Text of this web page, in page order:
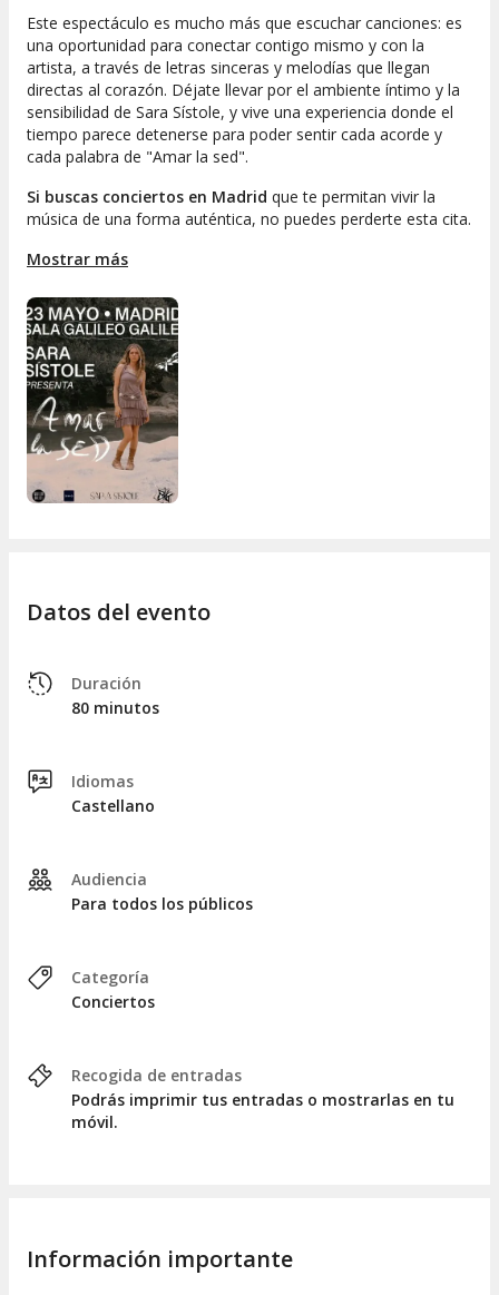
Este espectáculo es mucho más que escuchar canciones: es
una oportunidad para conectar contigo mismo y con la
artista, a través de letras sinceras y melodías que llegan
directas al corazón. Déjate llevar por el ambiente íntimo y la
sensibilidad de Sara Sístole, y vive una experiencia donde el
tiempo parece detenerse para poder sentir cada acorde y
cada palabra de "Amar la sed".
Si buscas conciertos en Madrid que te permitan vivir la
música de una forma auténtica, no puedes perderte esta cita.
compartir y disfrutar. ¡Déjate sorprender por Sara Sístole y su
garantizado.
Mostrar más
Datos del evento
Duración
80 minutos
Idiomas
Castellano
Audiencia
Para todos los públicos
Categoría
Conciertos
Recogida de entradas
Podrás imprimir tus entradas o mostrarlas en tu
móvil.
Información importante